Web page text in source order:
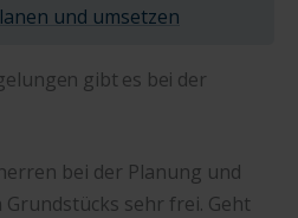
und umsetzen
gibt es bei der
bei der Planung und
sehr frei. Geht